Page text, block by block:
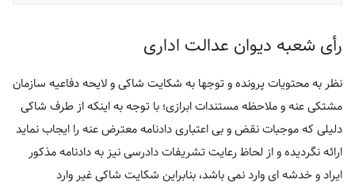
رأی شعبه دیوان عدالت اداری
نظر به محتویات پرونده و توجها به شکایت شاکی و لایحه دفاعیه سازمان
مشتکی عنه و ملاحظه مستندات ابرازی؛ با توجه به اینکه از طرف شاکی
دلیلی که موجبات نقض و بی اعتباری دادنامه معترض عنه را ایجاب نماید
ارائه نگردیده و از لحاظ رعایت تشریفات دادرسی نیز به دادنامه مذکور
ایراد و خدشه ای وارد نمی باشد، بنابراین شکایت شاکی غیر وارد